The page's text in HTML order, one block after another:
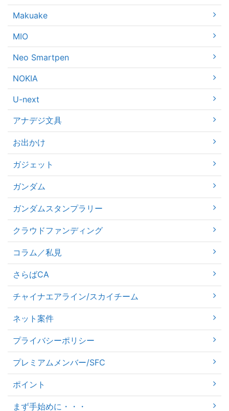
Makuake
MIO
Neo Smartpen
NOKIA
U-next
アナデジ文具
お出かけ
ガジェット
ガンダム
ガンダムスタンプラリー
クラウドファンディング
コラム／私見
さらばCA
チャイナエアライン/スカイチーム
ネット案件
プライバシーポリシー
プレミアムメンバー/SFC
ポイント
まず手始めに・・・